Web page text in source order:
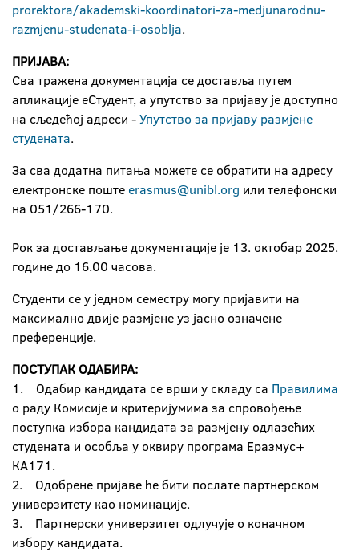
prorektora/akademski-koordinatori-za-medjunarodnu-
razmjenu-studenata-i-osoblja.
ПРИЈАВА:
Сва тражена документација се доставља путем
апликације еСтудент, а упутство за пријаву је доступно
на сљедећој адреси -Упутство за пријаву размјене
студената.
За сва додатна питања можете се обратити на адресу
електронске поште erasmus@unibl.org или телефонски
на 051/266-170.
Рок за достављање документације је 13. октобар 2025.
године до 16.00 часова.
Студенти се у једном семестру могу пријавити на
максимално двије размјене уз јасно означене
преференције.
ПОСТУПАК ОДАБИРА:
1. Одабир кандидата се врши у складу са Правилима
о раду Комисије и критеријумима за спровођење
поступка избора кандидата за размјену одлазећих
студената и особља у оквиру програма Еразмус+
КА171.
2. Одобрене пријаве ће бити послате партнерском
универзитету као номинације.
3. Партнерски универзитет одлучује о коначном
избору кандидата.